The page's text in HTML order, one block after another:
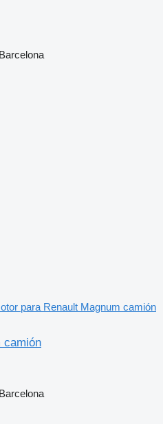
para Renault Magnum camión
camión